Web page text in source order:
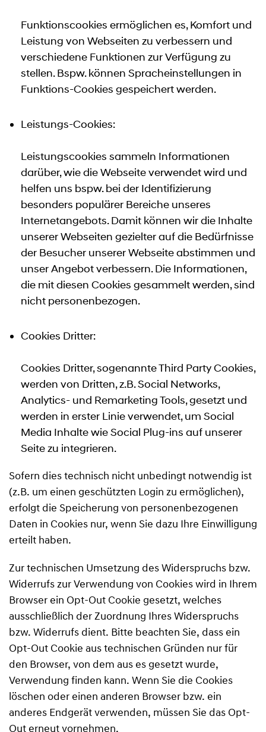
Funktionscookies ermöglichen es, Komfort und
Leistung von Webseiten zu verbessern und
verschiedene Funktionen zur Verfügung zu
stellen. Bspw. können Spracheinstellungen in
Funktions-Cookies gespeichert werden.
Leistungs-Cookies:
Leistungscookies sammeln Informationen
darüber, wie die Webseite verwendet wird und
helfen uns bspw. bei der Identifizierung
besonders populärer Bereiche unseres
Internetangebots. Damit können wir die Inhalte
unserer Webseiten gezielter auf die Bedürfnisse
der Besucher unserer Webseite abstimmen und
unser Angebot verbessern. Die Informationen,
die mit diesen Cookies gesammelt werden, sind
nicht personenbezogen.
Cookies Dritter:
Cookies Dritter, sogenannte Third Party Cookies,
werden von Dritten, z.B. Social Networks,
Analytics- und Remarketing Tools, gesetzt und
werden in erster Linie verwendet, um Social
Media Inhalte wie Social Plug-ins auf unserer
Seite zu integrieren.
Sofern dies technisch nicht unbedingt notwendig ist
(z.B. um einen geschützten Login zu ermöglichen),
erfolgt die Speicherung von personenbezogenen
Daten in Cookies nur, wenn Sie dazu Ihre Einwilligung
erteilt haben.
Zur technischen Umsetzung des Widerspruchs bzw.
Widerrufs zur Verwendung von Cookies wird in Ihrem
Browser ein Opt-Out Cookie gesetzt, welches
ausschließlich der Zuordnung Ihres Widerspruchs
bzw. Widerrufs dient. Bitte beachten Sie, dass ein
Opt-Out Cookie aus technischen Gründen nur für
den Browser, von dem aus es gesetzt wurde,
Verwendung finden kann. Wenn Sie die Cookies
löschen oder einen anderen Browser bzw. ein
anderes Endgerät verwenden, müssen Sie das Opt-
Out erneut vornehmen.